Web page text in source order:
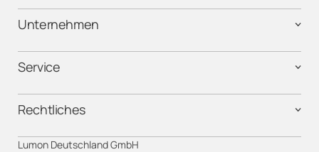
Unternehmen
Service
Rechtliches
Lumon Deutschland GmbH